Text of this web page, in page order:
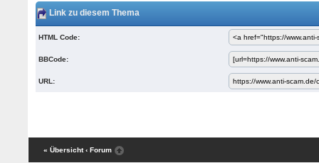
Link zu diesem Thema
HTML Code:
BBCode:
URL:
« Übersicht ‹ Forum